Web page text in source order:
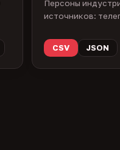
Персоны
источников:
CSV JSON